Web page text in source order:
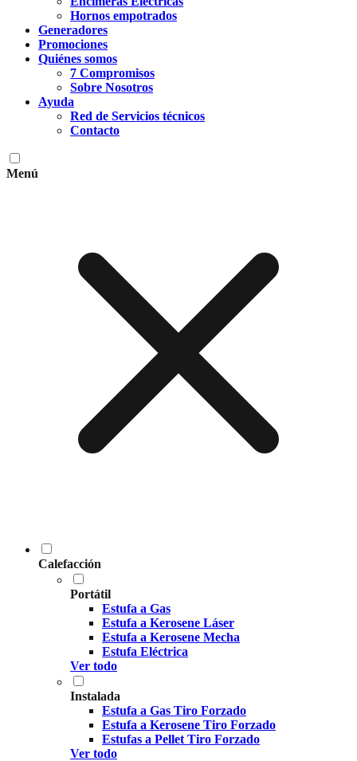
Hornos empotrados
Generadores
Promociones
Quiénes somos
7 Compromisos
Sobre Nosotros
Ayuda
Red de Servicios técnicos
Contacto
Menú
Calefacción
Portátil
Estufa a Gas
Estufa a Kerosene Láser
Estufa a Kerosene Mecha
Estufa Eléctrica
Ver todo
Instalada
Estufa a Gas Tiro Forzado
Estufa a Kerosene Tiro Forzado
Estufas a Pellet Tiro Forzado
Ver todo